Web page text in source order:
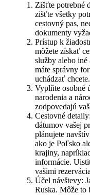
Zišťte potrebné
zišťte všetky
cestovný pas,
dokumenty
Prístup k
môžete získať
služby alebo iné
máte správny
uchádzať chcete.
Vyplňte osobné
narodenia a
zodpovedajú
Cestovné
dátumov vašej
plánujete
ako je Poľsko
krajiny,
informácie.
vašimi
Účel návštevy:
Ruska. Môže to